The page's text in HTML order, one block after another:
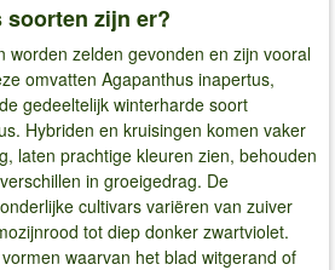
soorten zijn er?
worden zelden gevonden en zijn vooral
omvatten Agapanthus inapertus,
gedeeltelijk winterharde soort
Hybriden en kruisingen komen vaker
laten prachtige kleuren zien, behouden
in groeigedrag. De
cultivars variëren van zuiver
tot diep donker zwartviolet.
waarvan het blad witgerand of